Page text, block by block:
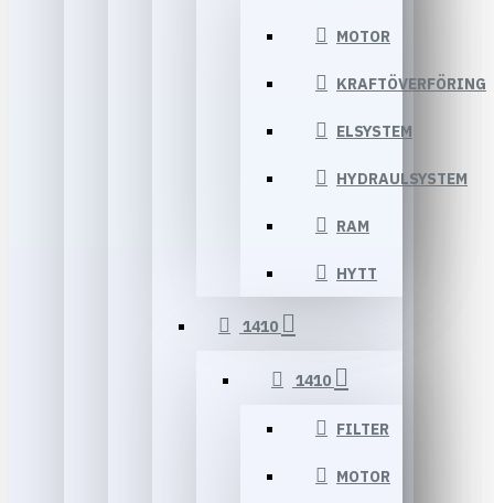
MOTOR
KRAFTÖVERFÖRING
ELSYSTEM
HYDRAULSYSTEM
RAM
HYTT
1410
1410
FILTER
MOTOR